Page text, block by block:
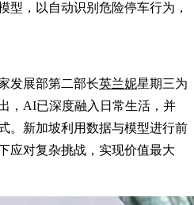
型，以自动识别危险停车行为，
发展部第二部长英兰妮星期三为
，AI已深度融入日常生活，并
。新加坡利用数据与模型进行前
应对复杂挑战，实现价值最大